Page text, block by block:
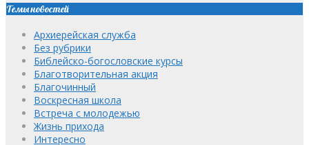
Темы новостей
Архиерейская служба
Без рубрики
Библейско-богословские курсы
Благотворительная акция
Благочинный
Воскресная школа
Встреча с молодежью
Жизнь прихода
Интересно